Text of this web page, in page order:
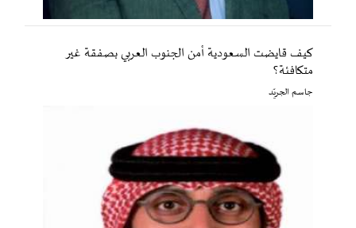
كيف قايضت السعودية أمن الجنوب العربي بصفقة غير
متكافئة؟
جاسم الجريّد